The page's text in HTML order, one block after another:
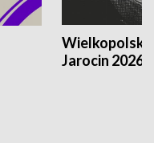
Jarocin 2026